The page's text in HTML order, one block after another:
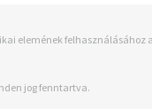
elemének felhasználásához
jog fenntartva.